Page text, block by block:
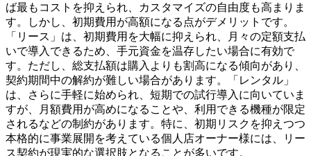
ば最もコストを抑えられ、カスタマイズの自由度も高まりま
す。しかし、初期費用が高額になる点がデメリットです。
「リース」は、初期費用を大幅に抑えられ、月々の定額支払
いで導入できるため、手元資金を温存したい場合に有効で
す。ただし、総支払額は購入よりも割高になる傾向があり、
契約期間中の解約が難しい場合があります。「レンタル」
は、さらに手軽に始められ、短期での試行導入に向いていま
すが、月額費用が高めになることや、利用できる機種が限定
されるなどの制約があります。特に、初期リスクを抑えつつ
本格的に事業展開を考えている個人店オーナー様には、リー
ス契約が現実的な選択肢となることが多いです。